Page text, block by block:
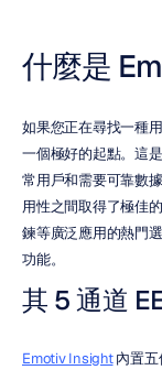
什麼是
如果您正在尋找一種
一個極好的起點。這
常用戶和需要可靠數
用性之間取得了極佳
鍊等廣泛應用的熱門
功能。
其 5 通道
Emotiv Insight 內置五